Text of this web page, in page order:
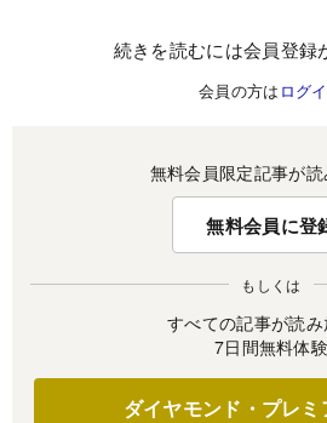
続きを読むには会員登録
会員の方は ログ
無料会員限定記事が読
無料会員に登
もしくは
すべての記事が読み
7日間無料体験
ダイヤモンド・プレ